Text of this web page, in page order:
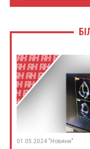
01.05.2024 "Новини"